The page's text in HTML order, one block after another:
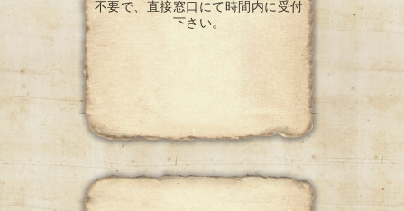
不要で、直接窓口にて時間内に受付
下さい。